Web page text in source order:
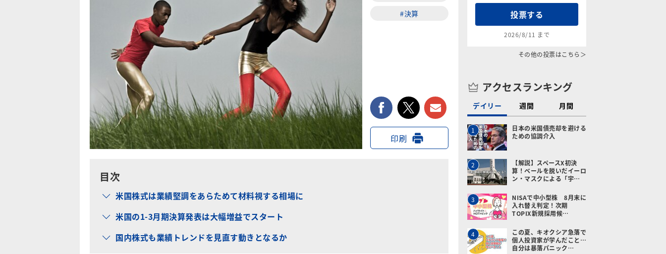
#決算
facebooktwitter メールで送る
印刷
目次
米国株式は業績堅調をあらためて材料視する相場に
米国の1-3月期決算発表は大幅増益でスタート
国内株式も業績トレンドを見直す動きとなるか
投票する
2026/8/11 まで
その他の投票はこちら＞
アクセスランキング
デイリー 週間 月間
1
日本の米国債売却を避ける
ための協調介入
2
【解説】スペースX初決
算！ベールを脱いだイーロ
ン・マスクによる「宇…
3
NISAで中小型株 8月末に
入れ替え判定！次期
TOPIX新規採用候…
4
この夏、キオクシア急落で
個人投資家が学んだこと…
自分は暴落パニック…